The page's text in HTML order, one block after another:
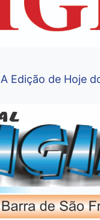
Edição de Hoje